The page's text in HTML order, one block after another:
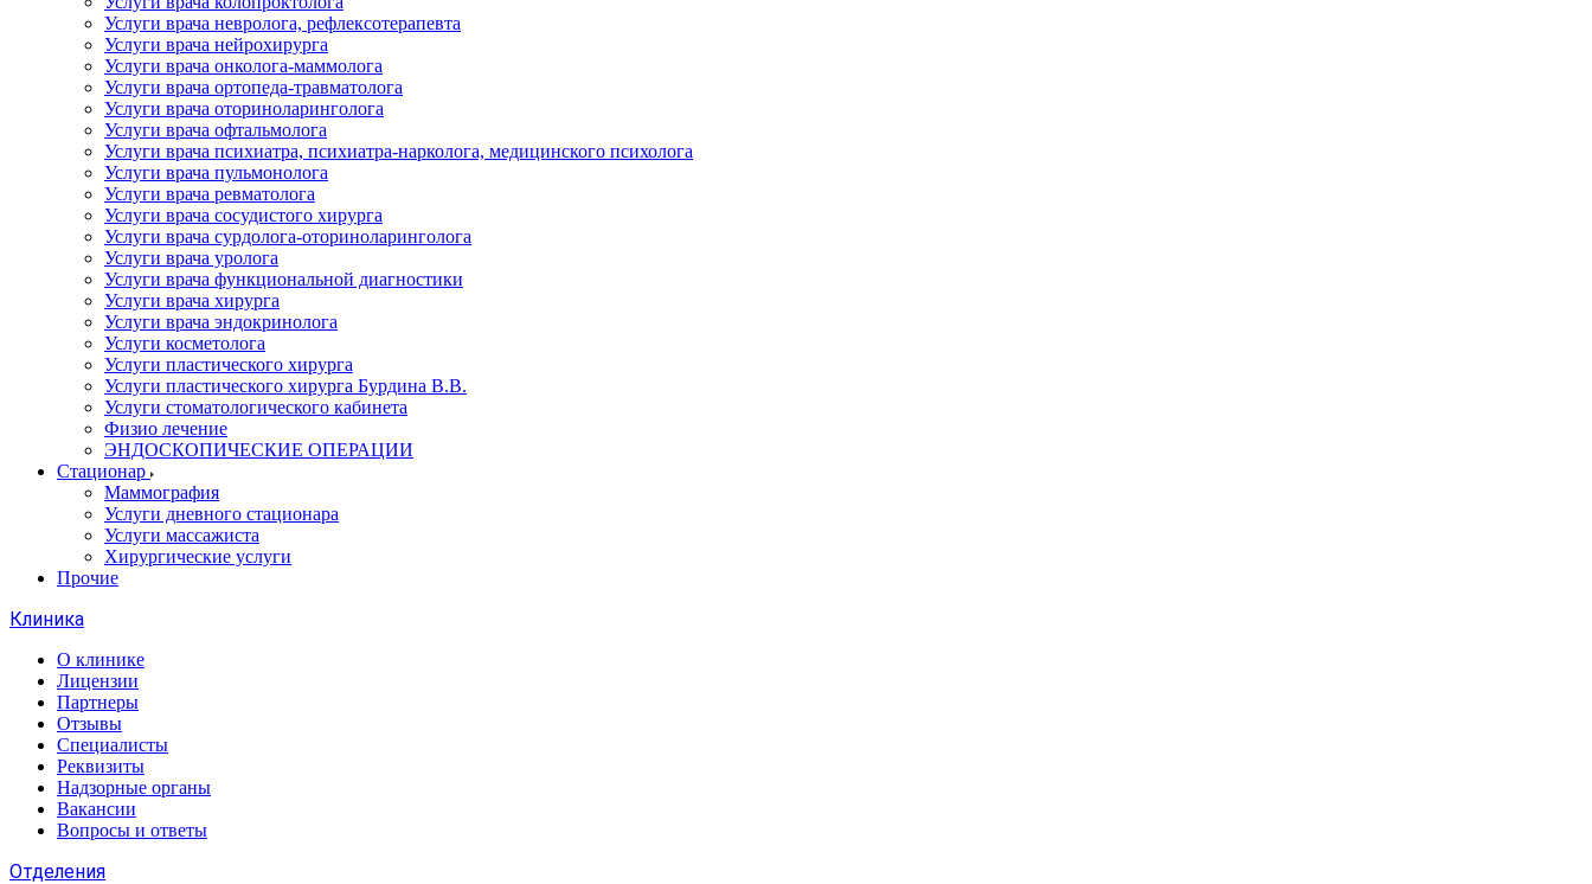
Услуги врача невролога, рефлексотерапевта
Услуги врача нейрохирурга
Услуги врача онколога-маммолога
Услуги врача ортопеда-травматолога
Услуги врача оториноларинголога
Услуги врача офтальмолога
Услуги врача психиатра, психиатра-нарколога, медицинского психолога
Услуги врача пульмонолога
Услуги врача ревматолога
Услуги врача сосудистого хирурга
Услуги врача сурдолога-оториноларинголога
Услуги врача уролога
Услуги врача функциональной диагностики
Услуги врача хирурга
Услуги врача эндокринолога
Услуги косметолога
Услуги пластического хирурга
Услуги пластического хирурга Бурдина В.В.
Услуги стоматологического кабинета
Физио лечение
ЭНДОСКОПИЧЕСКИЕ ОПЕРАЦИИ
Стационар
Маммография
Услуги дневного стационара
Услуги массажиста
Хирургические услуги
Прочие
Клиника
О клинике
Лицензии
Партнеры
Отзывы
Специалисты
Реквизиты
Надзорные органы
Вакансии
Вопросы и ответы
Отделения